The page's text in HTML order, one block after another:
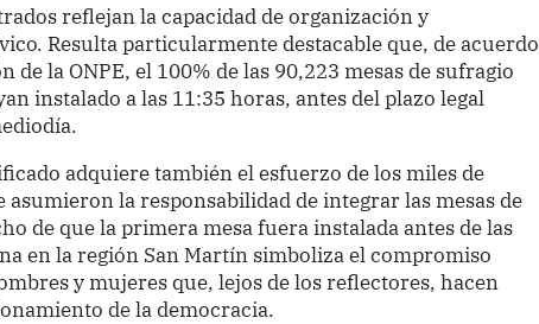
reflejan la capacidad de organización y
Resulta particularmente destacable que, de acuerdo
de la ONPE, el 100% de las 90,223 mesas de sufragio
instalado a las 11:35 horas, antes del plazo legal
adquiere también el esfuerzo de los miles de
asumieron la responsabilidad de integrar las mesas de
de que la primera mesa fuera instalada antes de las
en la región San Martín simboliza el compromiso
y mujeres que, lejos de los reflectores, hacen
de la democracia.